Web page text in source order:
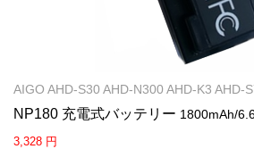
AIGO AHD-S30 AHD-N300 AHD-K3 AHD-
NP180 充電式バッテリー 1800mAh/
3,328 円